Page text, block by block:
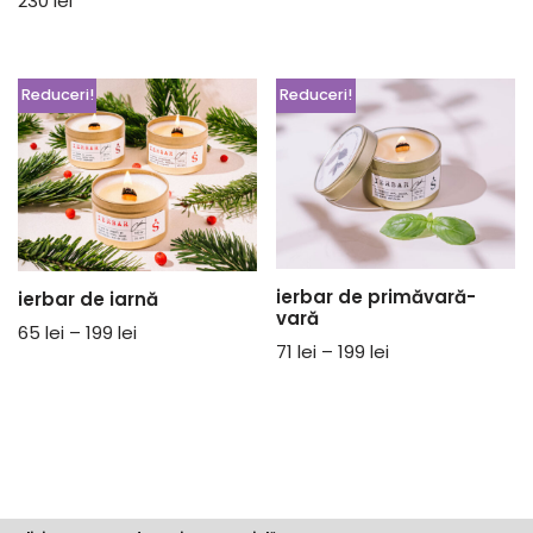
5.00
Reduceri!
ierbar de iarnă
65 lei – 199 lei
Reduceri!
ierbar de primăvară-
vară
71lei – 199lei